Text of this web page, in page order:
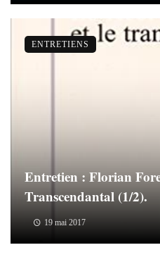
Entretien : Florian
Transcendantal (1/2).
19 mai 2017
ENTRETIENS